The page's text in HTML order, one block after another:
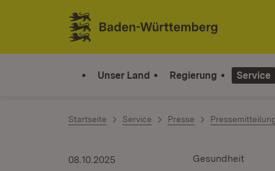
Zum Inhalt springen
Link zur Startseite
Unser Land Regierung Service
Startseite Service Presse
Gesundheit
08.10.2025